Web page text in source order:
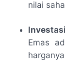
nilai
Emas